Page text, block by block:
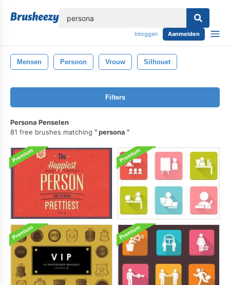
Inloggen Aanmelden
Mensen Persoon Vrouw Silhouet
Filters
Persona Penselen
81 free brushes matching
persona